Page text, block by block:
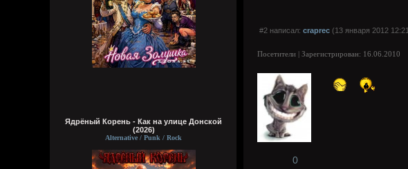
Ядрёный Корень - Как на улице Донской
(2026)
Alternative / Punk / Rock
#2 написал: craprec (13 января 2012
Посетители | Зарегистрирован: 16.06.2010
0